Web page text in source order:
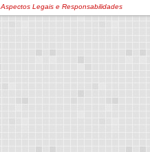
Aspectos Legais e Responsabilidades